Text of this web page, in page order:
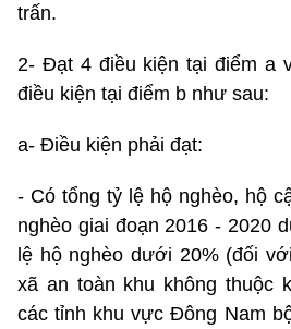
trấn.
2- Đạt 4 điều kiện tại điểm a
điều kiện tại điểm b như sau:
a- Điều kiện phải đạt:
- Có tổng tỷ lệ hộ nghèo, hộ
nghèo giai đoạn 2016 - 2020
lệ hộ nghèo dưới 20% (đối
xã an toàn khu không thuộc
các tỉnh khu vực Đông Nam